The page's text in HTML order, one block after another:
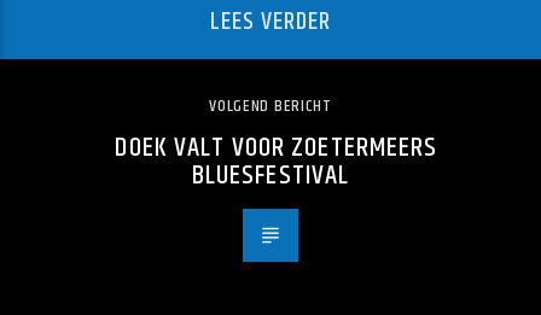
LEES VERDER
VOLGEND BERICHT
DOEK VALT VOOR ZOETERMEERS
BLUESFESTIVAL